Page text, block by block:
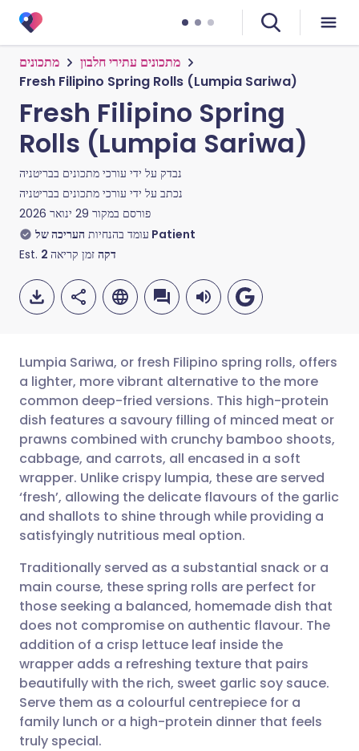
מתכונים
מתכונים עתירי חלבון
Fresh Filipino Spring Rolls (Lumpia Sariwa)
Fresh Filipino Spring
Rolls (Lumpia Sariwa)
נבדק על ידי עורכי מתכונים בבריטניה
נכתב על ידי עורכי מתכונים בבריטניה
פורסם במקור 29 ינואר 2026
עומד בהנחיות העריכה של Patient
Est. 2 דקה זמן קריאה
שתף דרך אימייל
שתף דרך פייסבוק
שתף דרך לינקדאין
שתף דרך X
שתף דרך WhatsApp
העתק קישור
🇬🇧 English 🇩🇪 Deutsch
🇪🇸 Español 🇫🇷 Français
🇮🇹 Italiano 🇵🇹
🇮🇳 हिन्दी
🇸🇦 عربي 🇸🇪 Svenska
Lumpia Sariwa, or fresh Filipino spring rolls, offers
a lighter, more vibrant alternative to the more
common deep-fried versions. This high-protein
dish features a savoury filling of minced meat or
prawns combined with crunchy bamboo shoots,
cabbage, and carrots, all encased in a soft
wrapper. Unlike crispy lumpia, these are served
‘fresh’, allowing the delicate flavours of the garlic
and shallots to shine through while providing a
satisfyingly nutritious meal option.
Traditionally served as a substantial snack or a
main course, these spring rolls are perfect for
those seeking a balanced, homemade dish that
does not compromise on authentic flavour. The
addition of a crisp lettuce leaf inside the
wrapper adds a refreshing texture that pairs
beautifully with the rich, sweet garlic soy sauce.
Serve them as a colourful centrepiece for a
family lunch or a high-protein dinner that feels
truly special.